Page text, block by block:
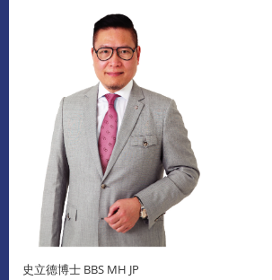
史立德博士 BBS MH JP